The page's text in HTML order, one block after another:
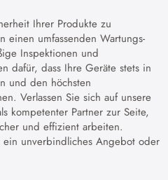
Ihrer Produkte zu
einen umfassenden Wartungs-
Inspektionen und
dafür, dass Ihre Geräte stets in
und den höchsten
Verlassen Sie sich auf unsere
kompetenter Partner zur Seite,
und effizient arbeiten.
ein unverbindliches Angebot oder